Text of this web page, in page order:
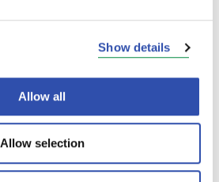
Show details
Allow all
Allow selection